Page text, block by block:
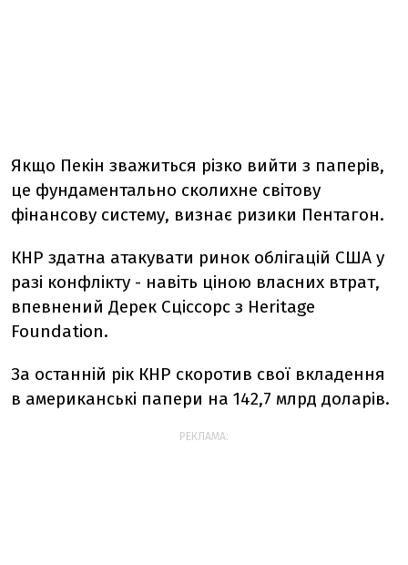
Якщо Пекін зважиться різко вийти з паперів,
це фундаментально сколихне світову
фінансову систему, визнає ризики Пентагон.
КНР здатна атакувати ринок облігацій США у
разі конфлікту - навіть ціною власних втрат,
впевнений Дерек Сціссорс з Heritage
Foundation.
За останній рік КНР скоротив свої вкладення
в американські папери на 142,7 млрд доларів.
РЕКЛАМА: